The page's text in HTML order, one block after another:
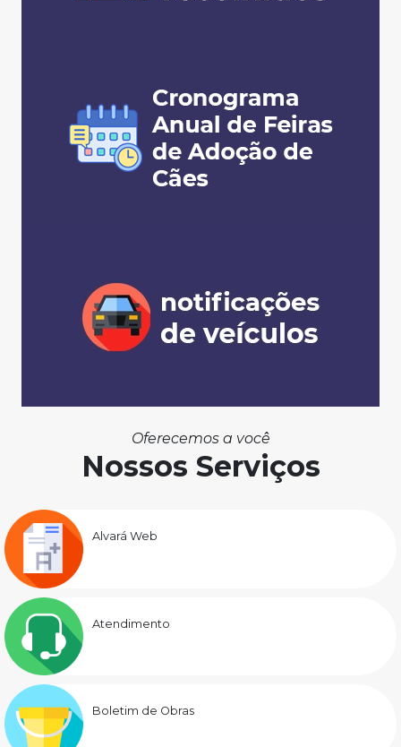
Oferecemos a você
Nossos Serviços
Alvará Web
Atendimento
Boletim de Obras